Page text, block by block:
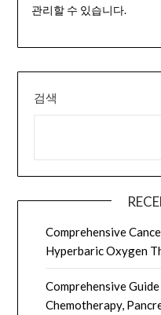
관리할 수 있습니다.
검색
Comprehensive
Hyperbaric Oxygen
Comprehensive
Chemotherapy,